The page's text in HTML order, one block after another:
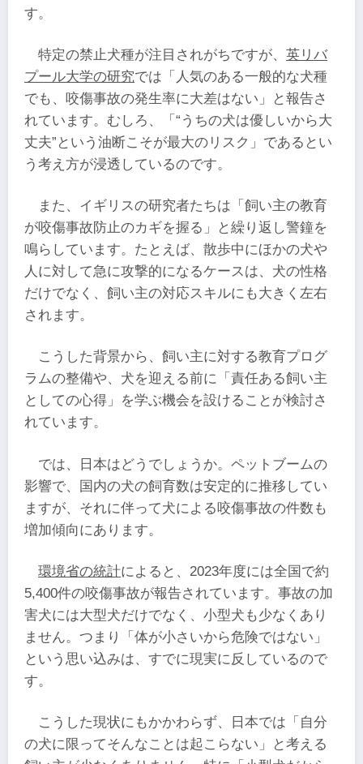
す。
特定の禁止犬種が注目されがちですが、英リバ
プール大学の研究では「人気のある一般的な犬種
でも、咬傷事故の発生率に大差はない」と報告さ
れています。むしろ、「“うちの犬は優しいから大
丈夫”という油断こそが最大のリスク」であるとい
う考え方が浸透しているのです。
また、イギリスの研究者たちは「飼い主の教育
が咬傷事故防止のカギを握る」と繰り返し警鐘を
鳴らしています。たとえば、散歩中にほかの犬や
人に対して急に攻撃的になるケースは、犬の性格
だけでなく、飼い主の対応スキルにも大きく左右
されます。
こうした背景から、飼い主に対する教育プログ
ラムの整備や、犬を迎える前に「責任ある飼い主
としての心得」を学ぶ機会を設けることが検討さ
れています。
では、日本はどうでしょうか。ペットブームの
影響で、国内の犬の飼育数は安定的に推移してい
ますが、それに伴って犬による咬傷事故の件数も
増加傾向にあります。
環境省の統計によると、2023年度には全国で約
5,400件の咬傷事故が報告されています。事故の加
害犬には大型犬だけでなく、小型犬も少なくあり
ません。つまり「体が小さいから危険ではない」
という思い込みは、すでに現実に反しているので
す。
こうした現状にもかかわらず、日本では「自分
の犬に限ってそんなことは起こらない」と考える